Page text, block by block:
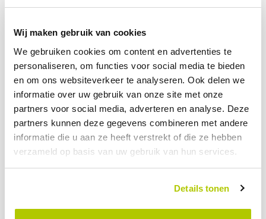
Wij maken gebruik van cookies
We gebruiken cookies om content en advertenties te
personaliseren, om functies voor social media te bieden
en om ons websiteverkeer te analyseren. Ook delen we
informatie over uw gebruik van onze site met onze
partners voor social media, adverteren en analyse. Deze
partners kunnen deze gegevens combineren met andere
informatie die u aan ze heeft verstrekt of die ze hebben
verzameld op basis van uw gebruik van hun services.
Details tonen
Dynamic load balancing
29 MEI 2026